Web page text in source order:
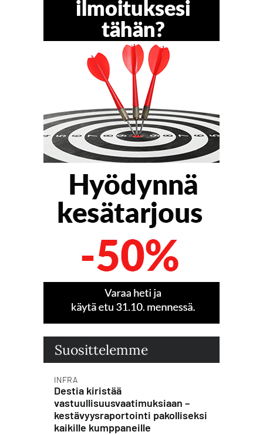
Suosittelemme
INFRA
Destia kiristää
vastuullisuusvaatimuksiaan –
kestävyysraportointi pakolliseksi
kaikille kumppaneille